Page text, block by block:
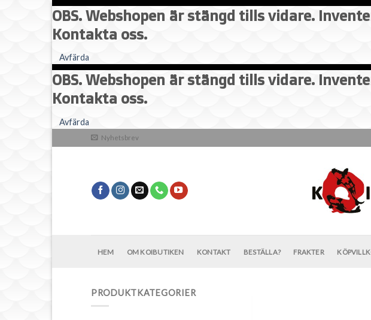
OBS. Webshopen är stängd tills vidare.
Kontakta oss.
Avfärda
OBS. Webshopen är stängd tills vidare.
Kontakta oss.
Avfärda
to
content
Nyhetsbrev
HEM OM KOIBUTIKEN KONTAKT BESTÄLLA? FRAKTER
PRODUKTKATEGORIER